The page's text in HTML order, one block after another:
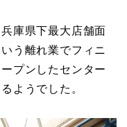
庫県下最大店舗面
う離れ業でフィニ
プンしたセンター
ようでした。